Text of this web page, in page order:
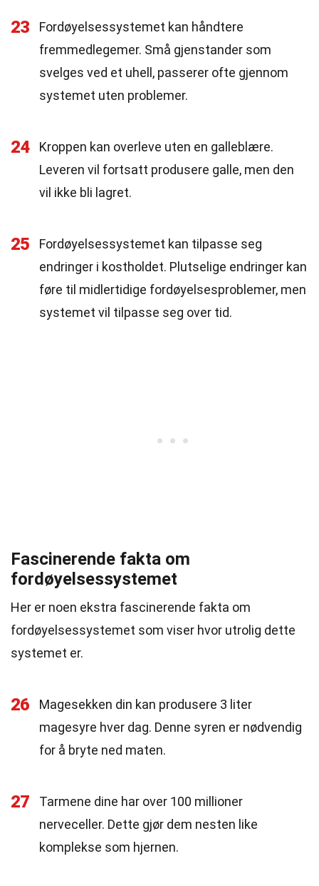
23
Fordøyelsessystemet kan håndtere
fremmedlegemer. Små gjenstander som
svelges ved et uhell, passerer ofte gjennom
systemet uten problemer.
24
Kroppen kan overleve uten en galleblære.
Leveren vil fortsatt produsere galle, men den
vil ikke bli lagret.
25
Fordøyelsessystemet kan tilpasse seg
endringer i kostholdet. Plutselige endringer kan
føre til midlertidige fordøyelsesproblemer, men
systemet vil tilpasse seg over tid.
Fascinerende fakta om
fordøyelsessystemet
Her er noen ekstra fascinerende fakta om
fordøyelsessystemet som viser hvor utrolig dette
systemet er.
26
Magesekken din kan produsere 3 liter
magesyre hver dag. Denne syren er nødvendig
for å bryte ned maten.
27
Tarmene dine har over 100 millioner
nerveceller. Dette gjør dem nesten like
komplekse som hjernen.